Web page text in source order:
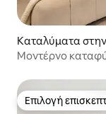
Καταλύματα
Μοντέρνο
Επιλογή
Επιλογή